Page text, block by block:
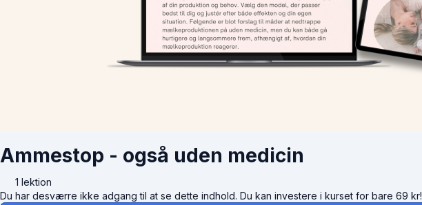
Ammestop - også uden medicin
1 lektion
Du har desværre ikke adgang til at se dette indhold. Du kan investere i kurset for bare 69 kr!